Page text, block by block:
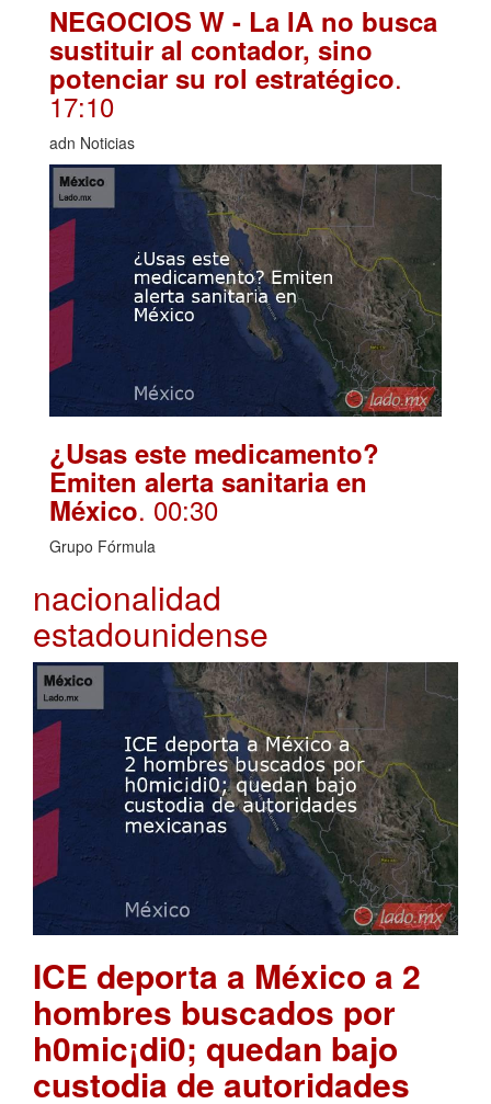
NEGOCIOS W - La IA no busca
sustituir al contador, sino
potenciar su rol estratégico.
17:10
adn Noticias
¿Usas este medicamento?
Emiten alerta sanitaria en
México. 00:30
Grupo Fórmula
nacionalidad
estadounidense
ICE deporta a México a 2
hombres buscados por
h0mic¡di0; quedan bajo
custodia de autoridades